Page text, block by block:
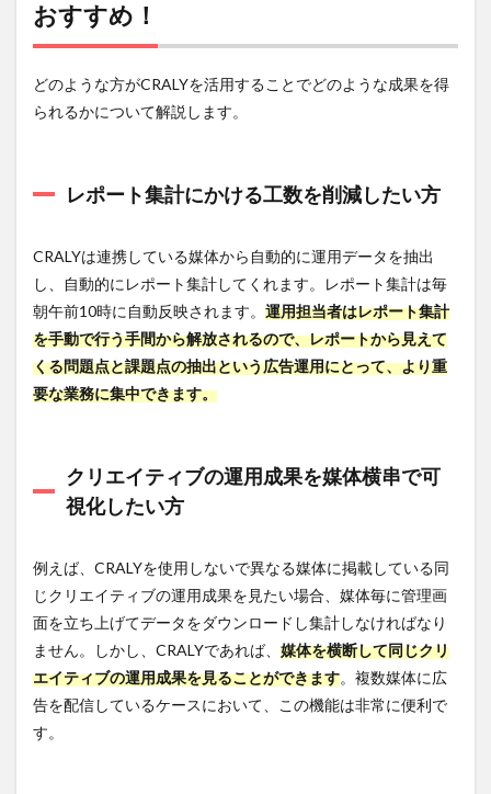
まと
め
おすすめ！
どのような方がCRALYを活用することでどのような成果を得
られるかについて解説します。
レポート集計にかける工数を削減したい方
CRALYは連携している媒体から自動的に運用データを抽出
し、自動的にレポート集計してくれます。レポート集計は毎
朝午前10時に自動反映されます。 運用担当者はレポート集計
を手動で行う手間から解放されるので、レポートから見えて
くる問題点と課題点の抽出という広告運用にとって、より重
要な業務に集中できます。
クリエイティブの運用成果を媒体横串で可
視化したい方
例えば、CRALYを使用しないで異なる媒体に掲載している同
じクリエイティブの運用成果を見たい場合、媒体毎に管理画
面を立ち上げてデータをダウンロードし集計しなければなり
ません。しかし、CRALYであれば、 媒体を横断して同じクリ
エイティブの運用成果を見ることができます。複数媒体に広
告を配信しているケースにおいて、この機能は非常に便利で
す。